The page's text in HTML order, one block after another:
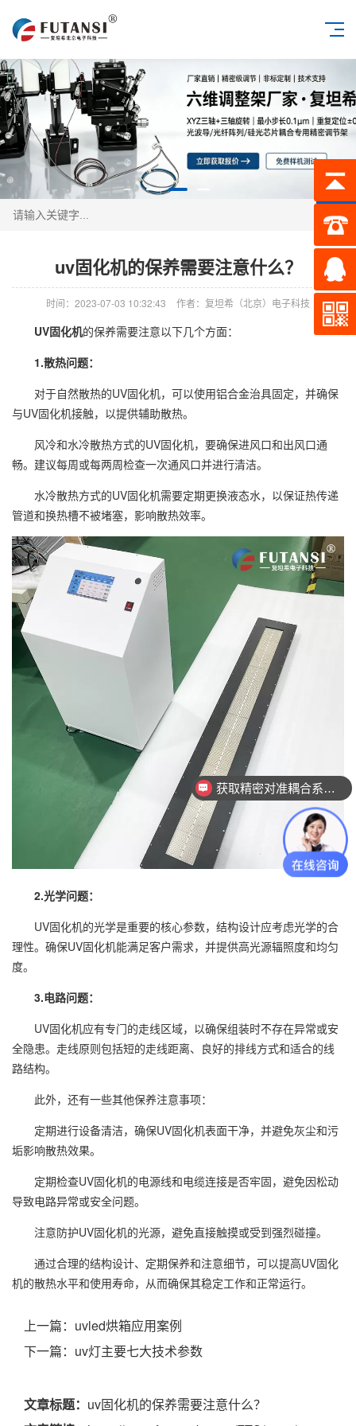
搜索
uv固化机的保养需要注意什么？
时间：2023-07-03 10:32:43 作者：复坦希（北京）电子科技
UV固化机的保养需要注意以下几个方面：
1.散热问题：
对于自然散热的UV固化机，可以使用铝合金治具固定，并确保
与UV固化机接触，以提供辅助散热。
风冷和水冷散热方式的UV固化机，要确保进风口和出风口通
畅。建议每周或每两周检查一次通风口并进行清洁。
水冷散热方式的UV固化机需要定期更换液态水，以保证热传递
管道和换热槽不被堵塞，影响散热效率。
2.光学问题：
UV固化机的光学是重要的核心参数，结构设计应考虑光学的合
理性。确保UV固化机能满足客户需求，并提供高光源辐照度和均匀
度。
3.电路问题：
UV固化机应有专门的走线区域，以确保组装时不存在异常或安
全隐患。走线原则包括短的走线距离、良好的排线方式和适合的线
路结构。
此外，还有一些其他保养注意事项：
定期进行设备清洁，确保UV固化机表面干净，并避免灰尘和污
垢影响散热效果。
定期检查UV固化机的电源线和电缆连接是否牢固，避免因松动
导致电路异常或安全问题。
注意防护UV固化机的光源，避免直接触摸或受到强烈碰撞。
通过合理的结构设计、定期保养和注意细节，可以提高UV固化
机的散热水平和使用寿命，从而确保其稳定工作和正常运行。
上一篇： uvled烘箱应用案例
下一篇： uv灯主要七大技术参数
文章标题： uv固化机的保养需要注意什么？
获取精密对准耦合系统技术方案